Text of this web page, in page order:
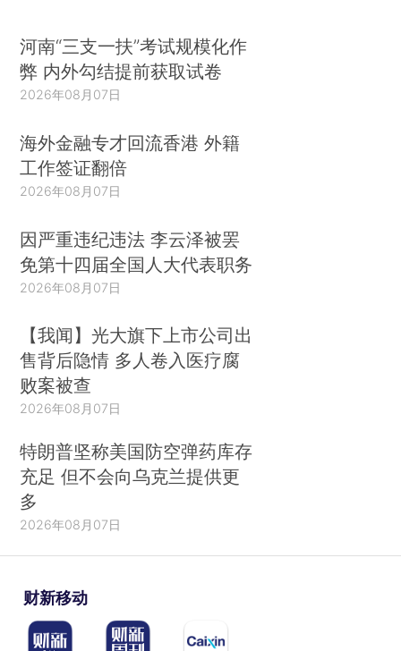
河南“三支一扶”考试规模化作
弊 内外勾结提前获取试卷
2026年08月07日
海外金融专才回流香港 外籍
工作签证翻倍
2026年08月07日
因严重违纪违法 李云泽被罢
免第十四届全国人大代表职务
2026年08月07日
【我闻】光大旗下上市公司出
售背后隐情 多人卷入医疗腐
败案被查
2026年08月07日
特朗普坚称美国防空弹药库存
充足 但不会向乌克兰提供更
多
2026年08月07日
财新移动